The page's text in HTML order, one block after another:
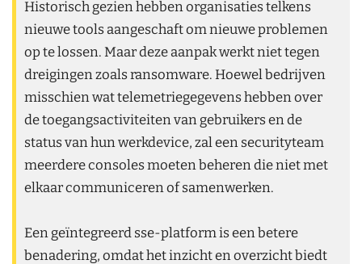
Historisch gezien hebben organisaties telkens
nieuwe tools aangeschaft om nieuwe problemen
op te lossen. Maar deze aanpak werkt niet tegen
dreigingen zoals ransomware. Hoewel bedrijven
misschien wat telemetriegegevens hebben over
de toegangsactiviteiten van gebruikers en de
status van hun werkdevice, zal een securityteam
meerdere consoles moeten beheren die niet met
elkaar communiceren of samenwerken.
Een geïntegreerd sse-platform is een betere
benadering, omdat het inzicht en overzicht biedt